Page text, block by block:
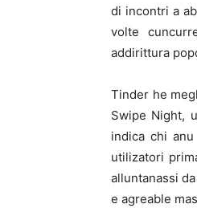
di incontri a
volte
addirittura
Tinder he
Swipe Night,
indica chi
utilizatori
alluntanassi
e agreable